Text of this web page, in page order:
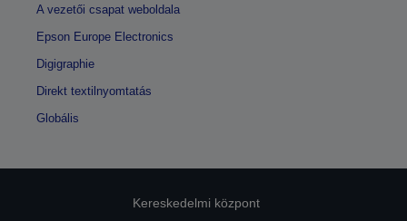
A vezetői csapat weboldala
Epson Europe Electronics
Digigraphie
Direkt textilnyomtatás
Globális
Kereskedelmi központ